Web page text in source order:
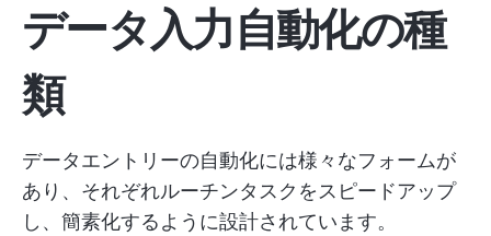
データ入力自動化の種
類
データエントリーの自動化には様々なフォームが
あり、それぞれルーチンタスクをスピードアップ
し、簡素化するように設計されています。